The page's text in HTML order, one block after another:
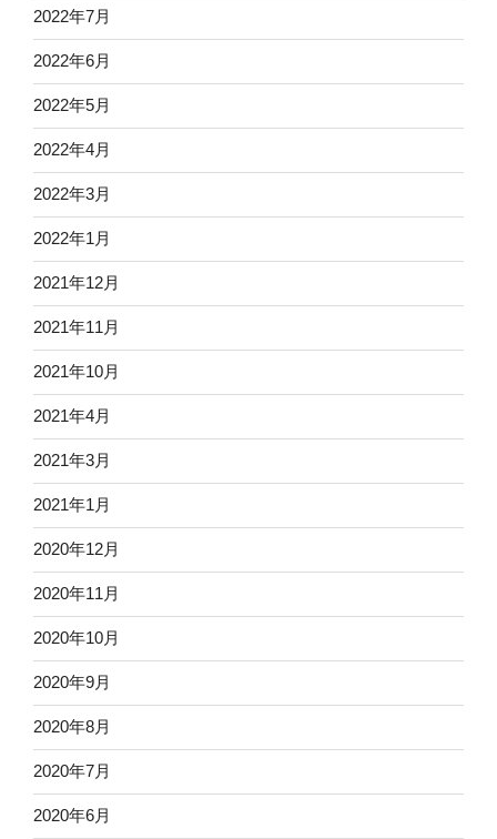
2022年7月
2022年6月
2022年5月
2022年4月
2022年3月
2022年1月
2021年12月
2021年11月
2021年10月
2021年4月
2021年3月
2021年1月
2020年12月
2020年11月
2020年10月
2020年9月
2020年8月
2020年7月
2020年6月